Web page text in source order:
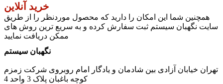
خرید آنلاین
همچنین شما این امکان را دارید که محصول موردنظر را از طریق
سایت نگهبان سیستم ثبت سفارش کرده و به سریع ترین روش های
ممکن دریافت نمایید
نگهبان سیستم
تهران خیابان آزادی بین شادمان و یادگار امام روبروی شرکت زمزم
کوچه باغبان پلاک 3 واحد 4